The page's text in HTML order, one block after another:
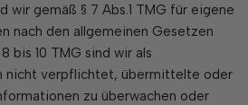
wir gemäß § 7 Abs.1 TMG für eigene
nach den allgemeinen Gesetzen
bis 10 TMG sind wir als
nicht verpflichtet, übermittelte oder
zu überwachen oder